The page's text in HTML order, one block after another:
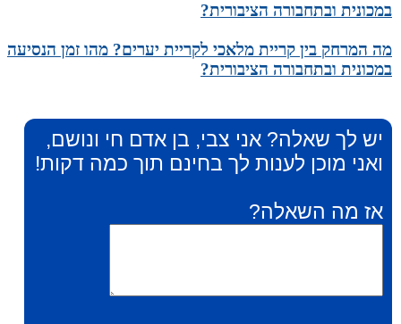
במכונית ובתחבורה הציבורית?
מה המרחק בין קריית מלאכי לקריית יערים? מהו זמן הנסיעה
במכונית ובתחבורה הציבורית?
יש לך שאלה? אני צבי, בן אדם חי ונושם,
ואני מוכן לענות לך בחינם תוך כמה דקות!
אז מה השאלה?